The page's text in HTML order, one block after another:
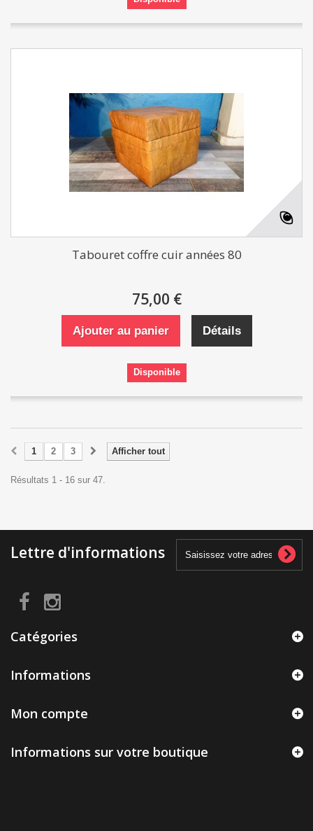
Tabouret coffre cuir années 80
75,00 €
Ajouter au panier Détails
Disponible
Afficher tout
1 2 3
Résultats 1 - 16 sur 47.
Lettre d'informations
Catégories
Informations
Mon compte
Informations sur votre boutique